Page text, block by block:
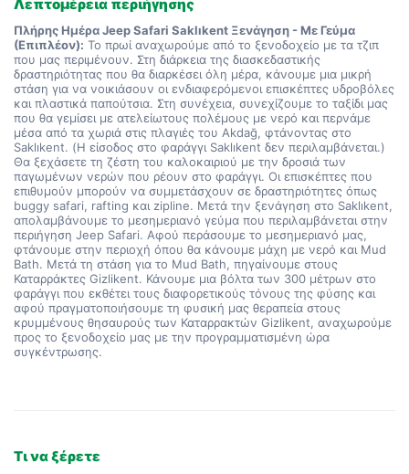
Λεπτομέρεια περιήγησης
Πλήρης Ημέρα Jeep Safari Saklıkent Ξενάγηση - Με Γεύμα
(Επιπλέον): Το πρωί αναχωρούμε από το ξενοδοχείο με τα τζιπ
που μας περιμένουν. Στη διάρκεια της διασκεδαστικής
δραστηριότητας που θα διαρκέσει όλη μέρα, κάνουμε μια μικρή
στάση για να νοικιάσουν οι ενδιαφερόμενοι επισκέπτες υδροβόλες
και πλαστικά παπούτσια. Στη συνέχεια, συνεχίζουμε το ταξίδι μας
που θα γεμίσει με ατελείωτους πολέμους με νερό και περνάμε
μέσα από τα χωριά στις πλαγιές του Akdağ, φτάνοντας στο
Saklıkent. (Η είσοδος στο φαράγγι Saklıkent δεν περιλαμβάνεται.)
Θα ξεχάσετε τη ζέστη του καλοκαιριού με την δροσιά των
παγωμένων νερών που ρέουν στο φαράγγι. Οι επισκέπτες που
επιθυμούν μπορούν να συμμετάσχουν σε δραστηριότητες όπως
buggy safari, rafting και zipline. Μετά την ξενάγηση στο Saklıkent,
απολαμβάνουμε το μεσημεριανό γεύμα που περιλαμβάνεται στην
περιήγηση Jeep Safari. Αφού περάσουμε το μεσημεριανό μας,
φτάνουμε στην περιοχή όπου θα κάνουμε μάχη με νερό και Mud
Bath. Μετά τη στάση για το Mud Bath, πηγαίνουμε στους
Καταρράκτες Gizlikent. Κάνουμε μια βόλτα των 300 μέτρων στο
φαράγγι που εκθέτει τους διαφορετικούς τόνους της φύσης και
αφού πραγματοποιήσουμε τη φυσική μας θεραπεία στους
κρυμμένους θησαυρούς των Καταρρακτών Gizlikent, αναχωρούμε
προς το ξενοδοχείο μας με την προγραμματισμένη ώρα
συγκέντρωσης.
Τι να ξέρετε